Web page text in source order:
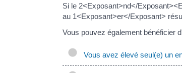
Si le 2<Exposant>nd</
au 1<Exposant>er</Exposant>
Vous pouvez également bénéficier
Vous avez élevé seul(e) un